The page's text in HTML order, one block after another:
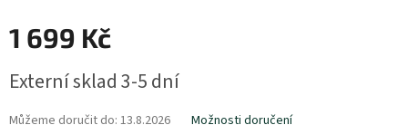
1 699 Kč
cena:
Externí sklad 3-5 dní
Můžeme doručit do: 13.8.2026 Možnosti doručení